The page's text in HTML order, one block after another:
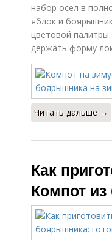
набор осел в
яблок и
цветовой
держать форму
Читать дальше →
Как
Компот